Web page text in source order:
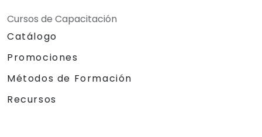
Cursos de Capacitación
Catálogo
Promociones
Métodos de Formación
Recursos